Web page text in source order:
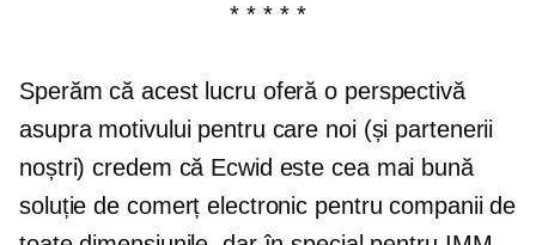
* * * * *
Sperăm că acest lucru oferă o perspectivă
asupra motivului pentru care noi (și partenerii
noștri) credem că Ecwid este cea mai bună
soluție de comerț electronic pentru companii de